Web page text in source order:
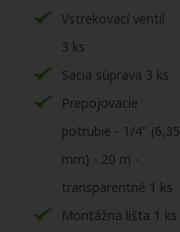
Vstrekovací ventil
3 ks
Sacia súprava 3 ks
Prepojovacie
potrubie - 1/4" (6,35
mm) - 20 m -
transparentné 1 ks
Montážna lišta 1 ks